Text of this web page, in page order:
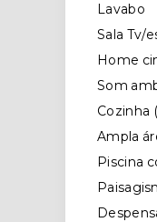
Lavabo
Sala Tv/
Home
Som
Cozinha
Ampla
Piscina